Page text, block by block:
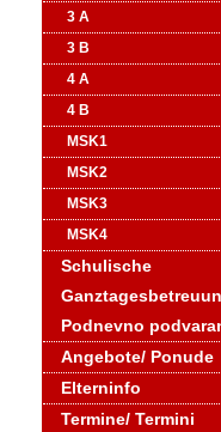
3 A
3 B
4 A
4 B
MSK1
MSK2
MSK3
MSK4
Schulische
Podnevno
Angebote/ Ponude
Elterninfo
Termine/ Termini